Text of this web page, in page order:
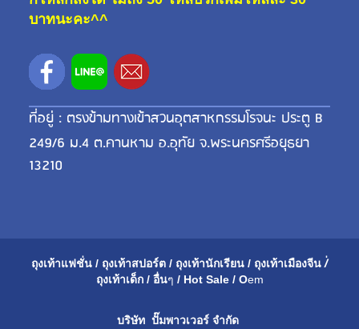
บาทนะคะ^^
ที่อยู่ : ตรงข้ามทางเข้าสวนอุตสาหกรรมโรจนะ ประตู B
249/6 ม.4 ต.คานหาม อ.อุทัย จ.พระนครศรีอยุธยา
13210
ถุงเท้าแฟชั่น / ถุงเท้าสปอร์ต / ถุงเท้านักเรียน / ถุงเท้าเมืองจีน /่
ถุงเท้าเด็ก / อื่นๆ / Hot Sale / Oem
บริษัท ปั๊มพาวเวอร์ จำกัด